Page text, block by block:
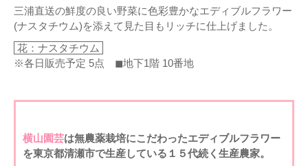
三浦直送の鮮度の良い野菜に色彩豊かなエディブルフラワー
(ナスタチウム)を添えて見た目もリッチに仕上げました。
花：ナスタチウム
※各日販売予定 5点 ◼地下1階 10番地
横山園芸は無農薬栽培にこだわったエディブルフラワー
を東京都清瀬市で生産している１５代続く生産農家。